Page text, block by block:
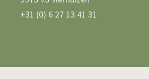
+31 (0) 6 27 13 41 31